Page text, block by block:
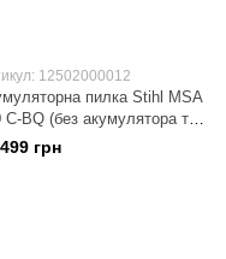
12502000012
пилка Stihl MSA
C-BQ (без акумулятора та
пристрою)
грн